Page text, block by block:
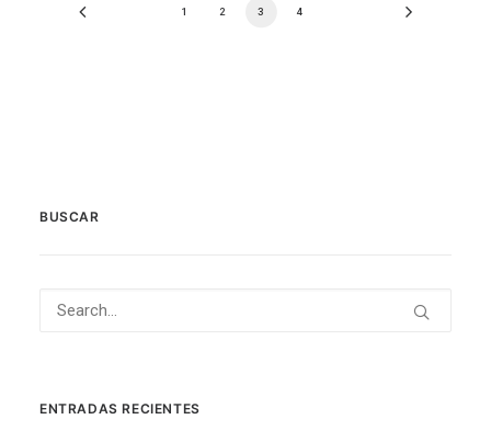
1 2 3 4
BUSCAR
ENTRADAS RECIENTES